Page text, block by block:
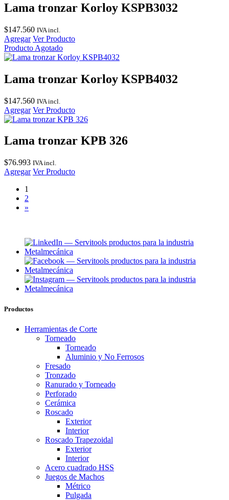
Lama tronzar Korloy KSPB3032
$147.560 IVA incl.
Agregar Ver Producto
Producto Agotado
Lama tronzar Korloy KSPB4032
$147.560 IVA incl.
Agregar Ver Producto
Lama tronzar KPB 326
$76.993 IVA incl.
Agregar Ver Producto
1
2
»
Productos
Herramientas de Corte
Torneado
Torneado
Aluminio y No Ferrosos
Fresado
Tronzado
Ranurado y Torneado
Perforado
Cerámica
Roscado
Exterior
Interior
Roscado Trapezoidal
Exterior
Interior
Acero cuadrado HSS
Juegos de Machos
Métrico
Pulgada